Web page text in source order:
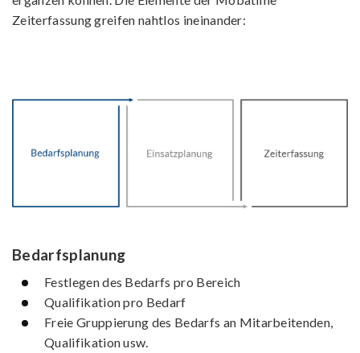
Zeiterfassung greifen nahtlos ineinander:
Bedarfsplanung
Festlegen des Bedarfs pro Bereich
Qualifikation pro Bedarf
Freie Gruppierung des Bedarfs an Mitarbeitenden,
Qualifikation usw.